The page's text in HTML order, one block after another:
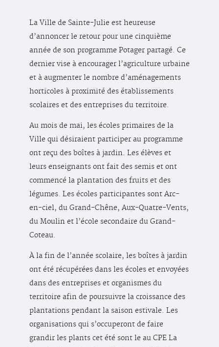
La Ville de Sainte-Julie est heureuse
d’annoncer le retour pour une cinquième
année de son programme Potager partagé. Ce
dernier vise à encourager l’agriculture urbaine
et à augmenter le nombre d’aménagements
horticoles à proximité des établissements
scolaires et des entreprises du territoire.
Au mois de mai, les écoles primaires de la
Ville qui désiraient participer au programme
ont reçu des boîtes à jardin. Les élèves et
leurs enseignants ont fait des semis et ont
commencé la plantation des fruits et des
légumes. Les écoles participantes sont Arc-
en-ciel, du Grand-Chêne, Aux-Quatre-Vents,
du Moulin et l’école secondaire du Grand-
Coteau.
À la fin de l’année scolaire, les boîtes à jardin
ont été récupérées dans les écoles et envoyées
dans des entreprises et organismes du
territoire afin de poursuivre la croissance des
plantations pendant la saison estivale. Les
organisations qui s’occuperont de faire
grandir les plants cet été sont le au CPE La